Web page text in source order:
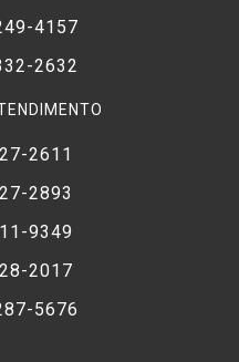
4157
2632
2611
2893
9349
2017
5676